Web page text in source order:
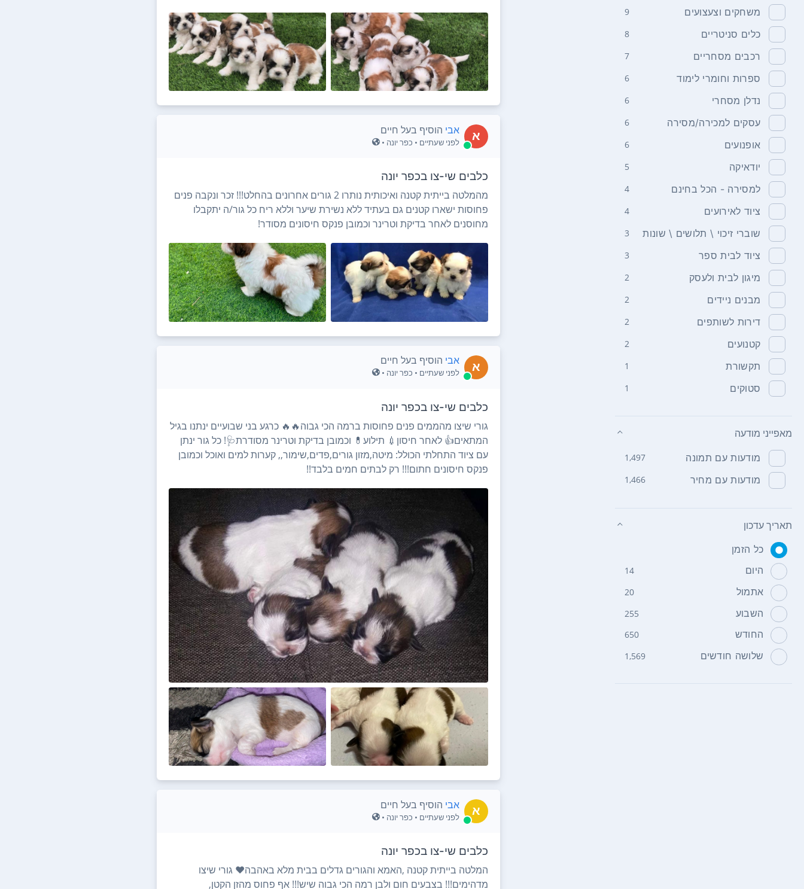
משחקים וצעצועים 9
כלים סניטריים 8
רכבים מסחריים 7
ספרות וחומרי לימוד 6
נדלן מסחרי 6
עסקים למכירה/מסירה 6
אופנועים 6
יודאיקה 5
למסירה - הכל בחינם 4
ציוד לאירועים 4
שוברי זיכוי \ תלושים \ שונות 3
ציוד לבית ספר 3
מיגון לבית ולעסק 2
מבנים ניידים 2
דירות לשותפים 2
קטנועים 2
תקשורת 1
סטוקים 1
מאפייני מודעה
מודעות עם תמונה 1,497
מודעות עם מחיר 1,466
תאריך עדכון
כל הזמן
היום
14
אתמול 20
השבוע 255
החודש 650
שלושה חודשים 1,569
א אבי הוסיף בעל חיים
לפני שעתיים • כפר יונה •
כלבים שי-צו בכפר יונה
מהמלטה בייתית קטנה ואיכותית נותרו 2 גורים אחרונים בהחלט!!! זכר ונקבה פנים
פחוסות ישארו קטנים גם בעתיד ללא נשירת שיער וללא ריח כל גור/ה יתקבלו
מחוסנים לאחר בדיקת וטרינר וכמובן פנקס חיסונים מסודר!
א אבי הוסיף בעל חיים
לפני שעתיים • כפר יונה •
כלבים שי-צו בכפר יונה
גורי שיצו מהממים פנים פחוסות ברמה הכי גבוה🔥🔥 כרגע בני שבועיים ינתנו בגיל
המתאים👍 לאחר חיסון💉 תילוע💊 וכמובן בדיקת וטרינר מסודרת🩺! כל גור ינתן
עם ציוד התחלתי הכולל: מיטה,מזון גורים,פדים,שימור,, קערות למים ואוכל וכמובן
פנקס חיסונים חתום!!! רק לבתים חמים בלבד!!
א אבי הוסיף בעל חיים
לפני שעתיים • כפר יונה •
כלבים שי-צו בכפר יונה
המלטה בייתית קטנה ,האמא והגורים גדלים בבית מלא באהבה❤️ גורי שיצו
מדהימים!!! בצבעים חום ולבן רמה הכי גבוה שיש!!! אף פחוס מהזן הקטן,